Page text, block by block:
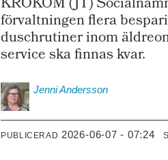
förvaltningen flera
duschrutiner inom
service ska finnas kvar.
JenniAndersson
PUBLICERAD 2026-06-07 - 07:24